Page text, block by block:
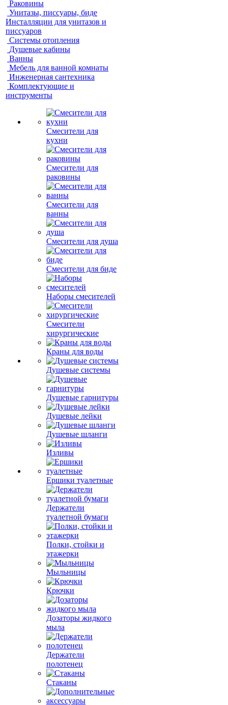
Раковины
Унитазы, писсуары, биде
Инсталляции для унитазов и
писсуаров
Системы отопления
Душевые кабины
Ванны
Мебель для ванной комнаты
Инженерная сантехника
Комплектующие и
инструменты
Смесители для
кухни
Смесители для
раковины
Смесители для
ванны
Смесители для душа
Смесители для биде
Наборы смесителей
Смесители
хирургические
Краны для воды
Душевые системы
Душевые гарнитуры
Душевые лейки
Душевые шланги
Изливы
Ершики туалетные
Держатели
туалетной бумаги
Полки, стойки и
этажерки
Мыльницы
Крючки
Дозаторы жидкого
мыла
Держатели
полотенец
Стаканы